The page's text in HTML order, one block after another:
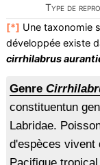
Type de
[*] Une taxonomie
développée existe
cirrhilabrus
Genre
constituentun
Labridae.
d'espèces vivent